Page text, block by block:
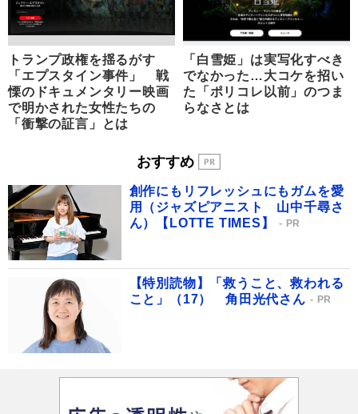
トランプ政権を揺るがす
「エプスタイン事件」 戦
慄のドキュメンタリー映画
で明かされた女性たちの
「衝撃の証言」とは
「白雪姫」は実写化すべき
でなかった…大コケを招い
た「ポリコレ以前」のつま
らなさとは
おすすめ
創作にもリフレッシュにもガムを愛
用（ジャズピアニスト 山中千尋さ
ん）【LOTTE TIMES】
PR
【特別読物】「救うこと、救われる
こと」（17） 角田光代さん
PR